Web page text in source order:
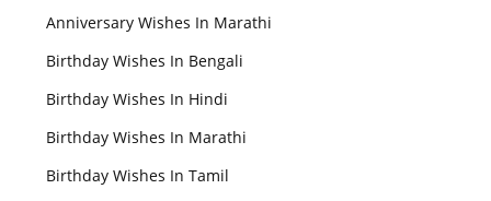
Anniversary Wishes In Marathi
Birthday Wishes In Bengali
Birthday Wishes In Hindi
Birthday Wishes In Marathi
Birthday Wishes In Tamil